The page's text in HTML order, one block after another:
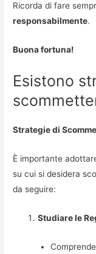
Ricorda di fare
responsabilmente.
Buona fortuna!
Esistono
Strategie di
È importante
su cui si desidera
da seguire:
Studiare le